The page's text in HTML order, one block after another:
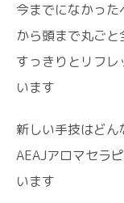
今までになかっ
から頭まで丸ごと
すっきりとリフ
います
新しい手技はど
AEAJアロマセラ
います